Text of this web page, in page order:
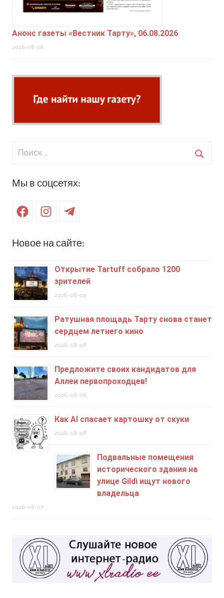
Анонс газеты «Вестник Тарту», 06.08.2026
2026-08-06
Поиск
Мы в соцсетях:
FacebookInstagramTelegram
Новое на сайте:
Открытие Tartuff собрало 1200
зрителей
2026-08-09
Ратушная площадь Тарту снова станет
сердцем летнего кино
2026-08-08
Предложите своих кандидатов для
Аллеи первопроходцев!
2026-08-08
Как AI спасает картошку от скуки
2026-08-08
Подвальные помещения
исторического здания на
улице Gildi ищут нового
владельца
2026-08-07